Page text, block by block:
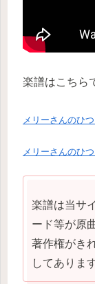
楽譜はこちら
メリーさんのひ
メリーさんのひ
楽譜は当サ
ード等が原
著作権がき
してあります